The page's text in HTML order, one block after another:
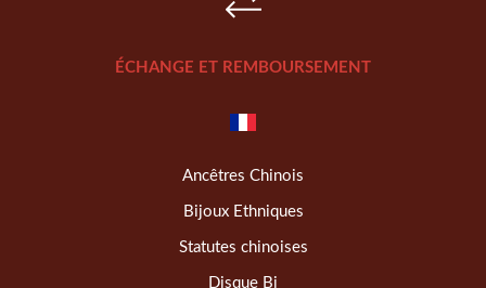
ÉCHANGE ET REMBOURSEMENT
Ancêtres Chinois
Bijoux Ethniques
Statutes chinoises
Disque Bi